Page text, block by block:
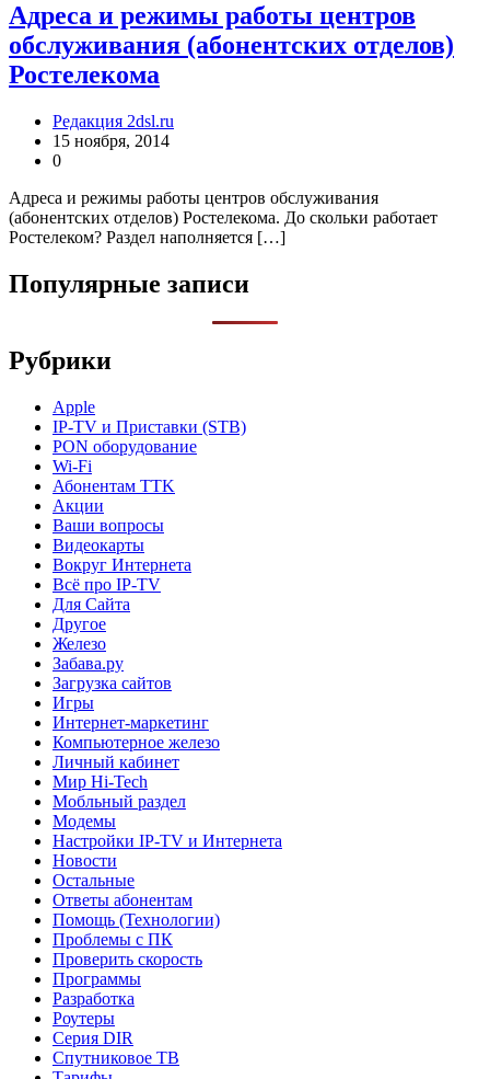
Адреса и режимы работы центров
обслуживания (абонентских отделов)
Ростелекома
Редакция 2dsl.ru
15 ноября, 2014
0
Адреса и режимы работы центров обслуживания
(абонентских отделов) Ростелекома. До скольки работает
Ростелеком? Раздел наполняется […]
Популярные записи
Рубрики
Apple
IP-TV и Приставки (STB)
PON оборудование
Wi-Fi
Абонентам TTK
Акции
Ваши вопросы
Видеокарты
Вокруг Интернета
Всё про IP-TV
Для Сайта
Другое
Железо
Забава.ру
Загрузка сайтов
Игры
Интернет-маркетинг
Компьютерное железо
Личный кабинет
Мир Hi-Tech
Мобльный раздел
Модемы
Настройки IP-TV и Интернета
Новости
Остальные
Ответы абонентам
Помощь (Технологии)
Проблемы с ПК
Проверить скорость
Программы
Разработка
Роутеры
Серия DIR
Спутниковое ТВ